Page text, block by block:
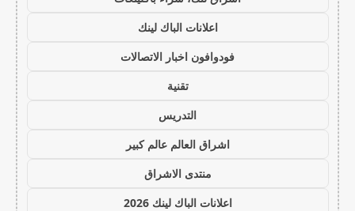
اعلانات الباك لينك
فودوافون اخبار الاتصالات
تقنية
التدريس
اشراق العالم عالم كبير
منتدى الاشراق
اعلانات الباك لينك 2026